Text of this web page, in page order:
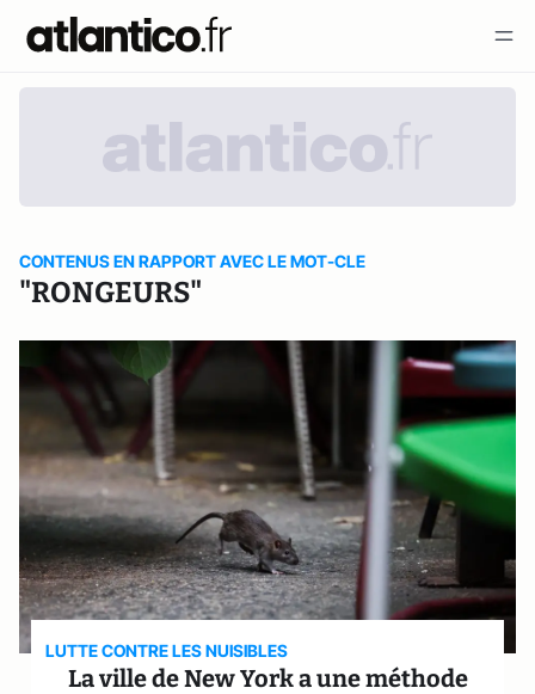
CONTENUS EN RAPPORT AVEC LE MOT-CLE
"RONGEURS"
LUTTE CONTRE LES NUISIBLES
La ville de New York a une méthode